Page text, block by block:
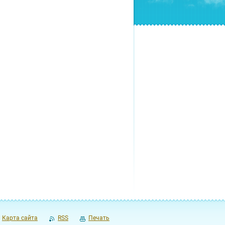
Карта сайта RSS Печать